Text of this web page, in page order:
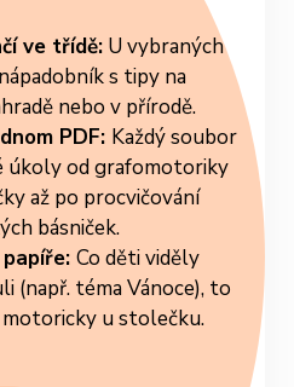
ve třídě: U vybraných
s tipy na
nebo v přírodě.
PDF: Každý soubor
úkoly od grafomotoriky
až po procvičování
básniček.
Co děti viděly
(např. téma Vánoce), to
u stolečku.